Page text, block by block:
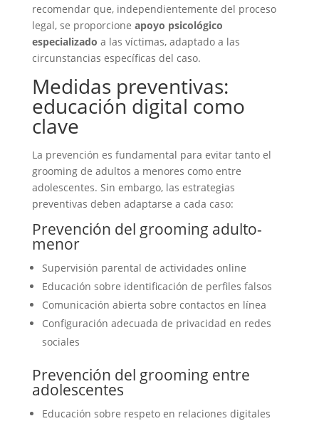
recomendar que, independientemente del proceso
legal, se proporcione apoyo psicológico
especializado a las víctimas, adaptado a las
circunstancias específicas del caso.
Medidas preventivas:
educación digital como
clave
La prevención es fundamental para evitar tanto el
grooming de adultos a menores como entre
adolescentes. Sin embargo, las estrategias
preventivas deben adaptarse a cada caso:
Prevención del grooming adulto-
menor
Supervisión parental de actividades online
Educación sobre identificación de perfiles falsos
Comunicación abierta sobre contactos en línea
Configuración adecuada de privacidad en redes
sociales
Prevención del grooming entre
adolescentes
Educación sobre respeto en relaciones digitales